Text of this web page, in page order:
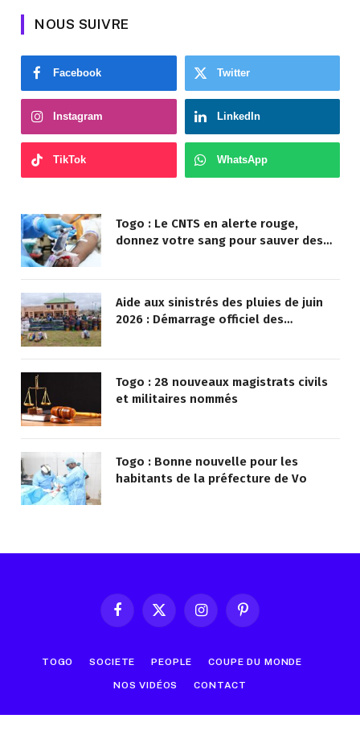
NOUS SUIVRE
Facebook Twitter
Instagram LinkedIn
TikTok WhatsApp
Togo : Le CNTS en alerte rouge,
donnez votre sang pour sauver des
Aide aux sinistrés des pluies de juin
2026 : Démarrage officiel des
Togo : 28 nouveaux magistrats civils
et militaires nommés
Togo : Bonne nouvelle pour les
habitants de la préfecture de Vo
FacebookX
InstagramPinterest
TOGO SOCIETE PEOPLE COUPE DU MONDE
NOS VIDÉOS CONTACT